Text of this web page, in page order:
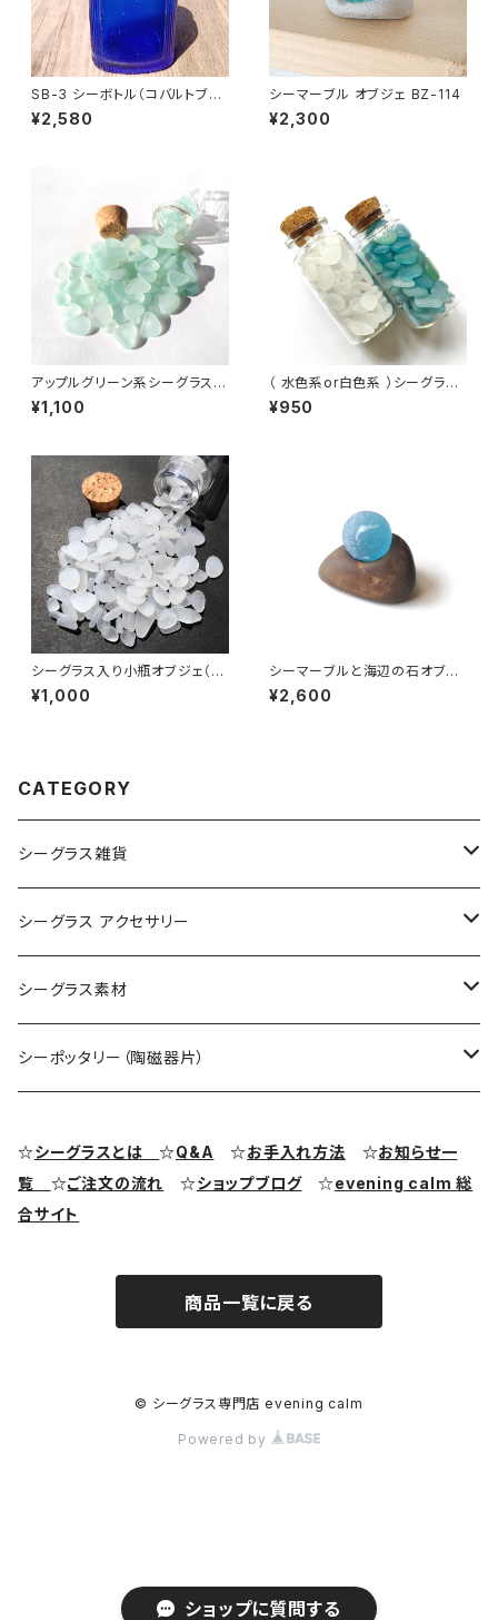
ショップに質問する
SB-3 シーボトル（コバルトブル
ー）
¥2,580
シーマーブル オブジェ BZ-114
¥2,300
アップルグリーン系シーグラス入
り小瓶 BZ-112
¥1,100
（ 水色系or白色系 ）シーグラス
入り小瓶 BZ-001
¥950
シーグラス入り小瓶オブジェ（白
色系）BZ-106
¥1,000
シーマーブルと海辺の石オブジ
ェ BZ-108
¥2,600
CATEGORY
シーグラス雑貨
コレクション用シーグラス
シーグラス オブジェ・置物
シーグラス アクセサリー
シーグラス ネックレス
シーグラス ペンダントヘッド（トップ）
シーグラス リング・指輪
シーグラス素材
アクセサリー用シーグラス
シーポッタリー（陶磁器片）
☆シーグラスとは☆Q&A ☆お手入れ方法 ☆お知らせ一
覧 ☆ご注文の流れ ☆ショップブログ ☆evening calm 総
合サイト
商品一覧に戻る
© シーグラス専門店 evening calm
Powered by